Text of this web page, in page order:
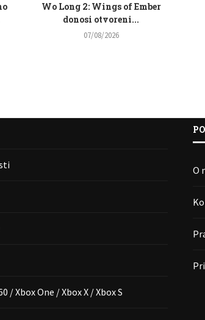
Wo Long 2: Wings of Ember
donosi otvoreni...
07/08/2026
/ Xbox One / Xbox X / Xbox S
O